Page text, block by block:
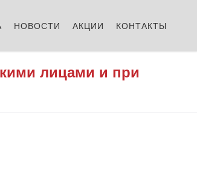
НОВОСТИ АКЦИИ КОНТАКТЫ
лицами и при